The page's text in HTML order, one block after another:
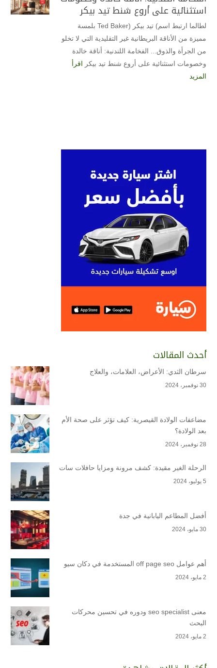
استثنائية على أروع شنط تيد بيكر
لطالما ارتبط اسم) تيد بيكر (Ted Baker بلمسة
مميزة من الأناقة البريطانية غير التقليدية التي لا تخلو
من الجرأة والذوق... الفخامة اللندنية: أناقة خالدة
وخصومات استثنائية على أروع شنط تيد بيكر اقرأ
المزيد
أحدث المقالات
سرطان الثدي: الأعراض، العلامات، والعلاج
30 نوفمبر، 2024
مضاعفات الولادة القيصرية: كيف تؤثر على صحة الأم
بعد الولادة؟
28 نوفمبر، 2024
الرحلة الغير مقيدة: كشف مرونة ومزايا حافلات سات
5 يوليو، 2024
أفضل المطاعم اليابانية في جدة
30 مايو، 2024
أهم عوامل off page seo المستخدمة في دكان سيو
2 مايو، 2024
معنى seo specialist ودوره في تحسين محركات
البحث
2 مايو، 2024